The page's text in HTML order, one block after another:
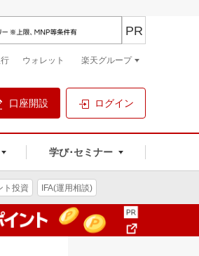
口座開設 ログイン
学び･セミナー
PR
ウォレット 楽天グループ
ト投資 IFA(運用相談)